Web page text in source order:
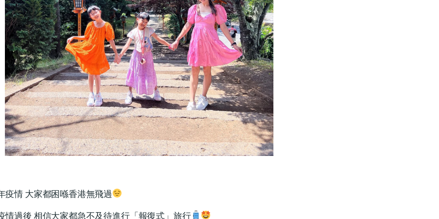
疫情 大家都困喺香港無飛過
情過後 相信大家都急不及待進行「報復式」旅行